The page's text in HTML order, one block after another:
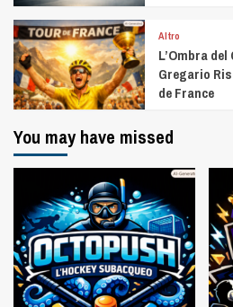
Altro
L’Ombra
Gregario
de France
You may have missed